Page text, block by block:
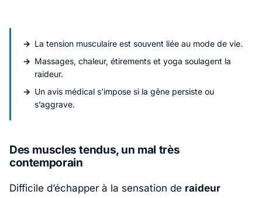
La tension musculaire est souvent liée au mode de vie.
Massages, chaleur, étirements et yoga soulagent la
raideur.
Un avis médical s’impose si la gêne persiste ou
s’aggrave.
Des muscles tendus, un mal très
contemporain
Difficile d’échapper à la sensation de raideur